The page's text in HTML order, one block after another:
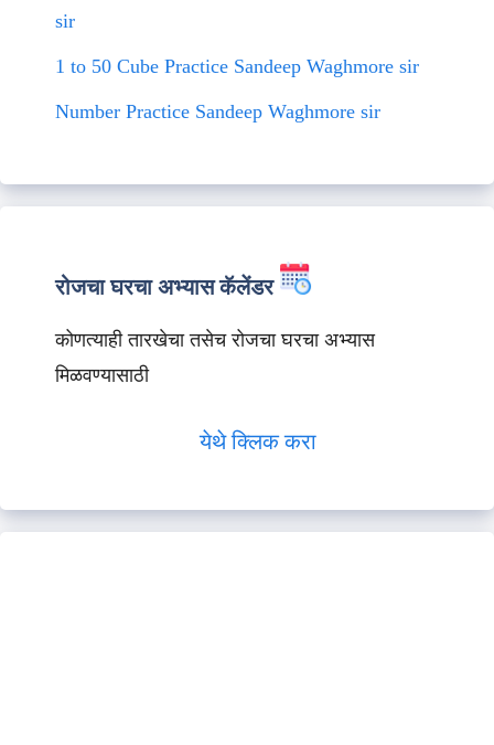
sir
1 to 50 Cube Practice Sandeep Waghmore sir
Number Practice Sandeep Waghmore sir
रोजचा घरचा अभ्यास कॅलेंडर
कोणत्याही तारखेचा तसेच रोजचा घरचा अभ्यास
मिळवण्यासाठी
येथे क्लिक करा